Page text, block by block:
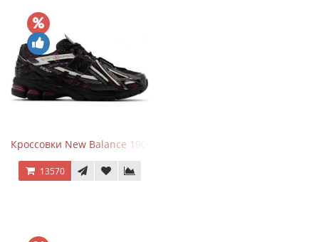
Кроссовки New Balance 1906A Dragon Berry
13570